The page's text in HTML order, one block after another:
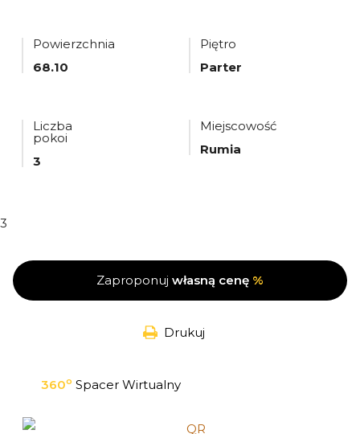
Powierzchnia
68.10
Piętro
Parter
Liczba
pokoi
3
Miejscowość
Rumia
3
Zaproponuj własną cenę %
Drukuj
360o Spacer Wirtualny